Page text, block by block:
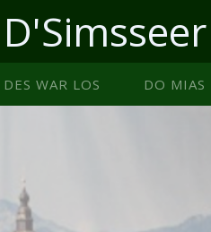
DES WAR LOS DO MIAS